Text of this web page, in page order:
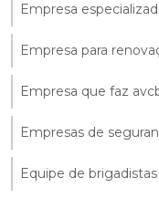
Empresa
Empresa para
Empresa que faz
Empresas de
Equipe de